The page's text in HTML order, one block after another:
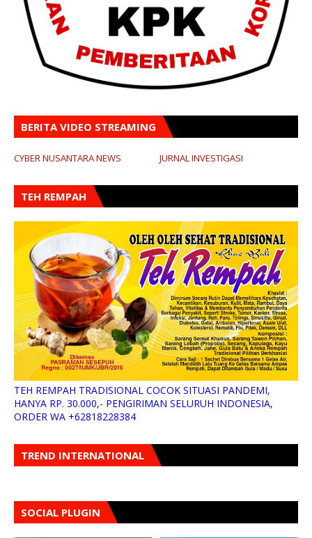
BERITA VIDEO STREAMING
CYBER NUSANTARA NEWS JURNAL INVESTIGASI
TEH REMPAH
TEH REMPAH TRADISIONAL COCOK SITUASI PANDEMI,
HANYA RP. 30.000,- PENGIRIMAN SELURUH INDONESIA,
ORDER WA +62818228384
TREND INTERNATIONAL
SOCIAL PLUGIN